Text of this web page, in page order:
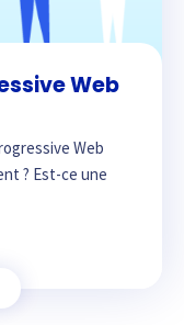
Web
Web
? Est-ce une